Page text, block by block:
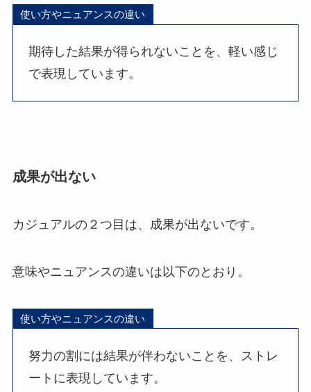
使い方やニュアンスの違い
期待した結果が得られないことを、軽い感じ
で表現しています。
成果が出ない
カジュアルの２つ目は、成果が出ないです。
意味やニュアンスの違いは以下のとおり。
使い方やニュアンスの違い
努力の割には結果が伴わないことを、ストレ
ートに表現しています。